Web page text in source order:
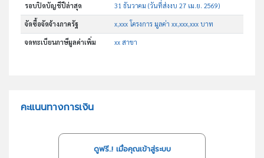
รอบปิดบัญชีปีล่าสุด 31 ธันวาคม (วันที่ส่งงบ 27 เม.ย. 2569)
จัดซื้อจัดจ้างภาครัฐ x,xxx โครงการ มูลค่า xx,xxx,xxx บาท
จดทะเบียนภาษีมูลค่าเพิ่ม xx สาขา
คะแนนทางการเงิน
ดูฟรี..! เมื่อคุณเข้าสู่ระบบ